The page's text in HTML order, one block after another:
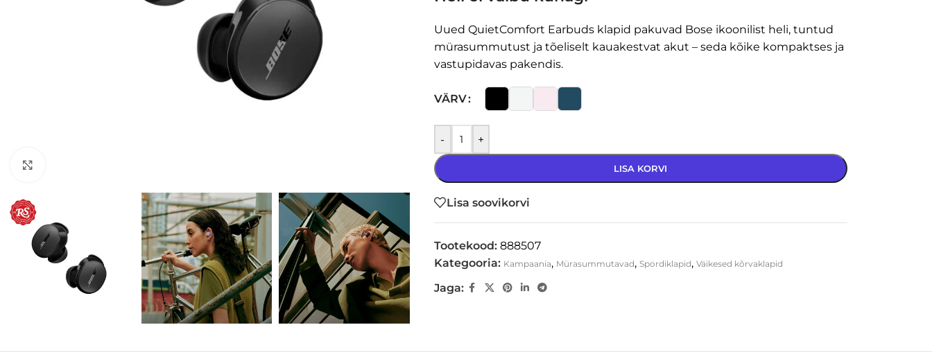
Uued QuietComfort Earbuds klapid pakuvad Bose ikoonilist heli, tuntud
mürasummutust ja tõeliselt kauakestvat akut – seda kõike kompaktses ja
vastupidavas pakendis.
VÄRV
- +
LISA KORVI
Lisa soovikorvi
Tootekood: 888507
Kategooria: Kampaania, Mürasummutavad, Spordiklapid, Väikesed kõrvaklapid
Jaga: